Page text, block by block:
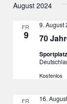
August 2024
FR.
9 70
9. August
Kostenlos
FR. 16.